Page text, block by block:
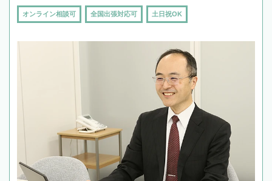
オンライン相談可 全国出張対応可 土日祝OK